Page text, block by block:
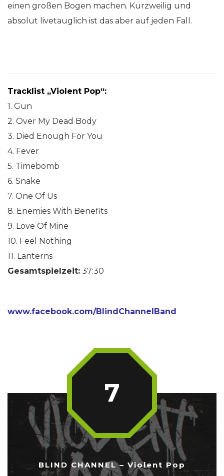
einen großen Bogen machen. Kurzweilig und
absolut livetauglich ist das aber auf jeden Fall.
Tracklist „Violent Pop“:
1. Gun
2. Over My Dead Body
3. Died Enough For You
4. Fever
5. Timebomb
6. Snake
7. One Of Us
8. Enemies With Benefits
9. Love Of Mine
10. Feel Nothing
11. Lanterns
Gesamtspielzeit: 37:30
www.facebook.com/BlindChannelBand
BLIND CHANNEL – Violent Pop
7